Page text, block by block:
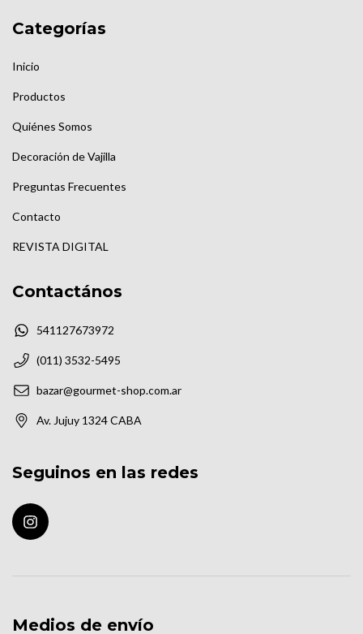
Categorías
Inicio
Productos
Quiénes Somos
Decoración de Vajilla
Preguntas Frecuentes
Contacto
REVISTA DIGITAL
Contactános
541127673972
(011) 3532-5495
bazar@gourmet-shop.com.ar
Av. Jujuy 1324 CABA
Seguinos en las redes
Medios de envío